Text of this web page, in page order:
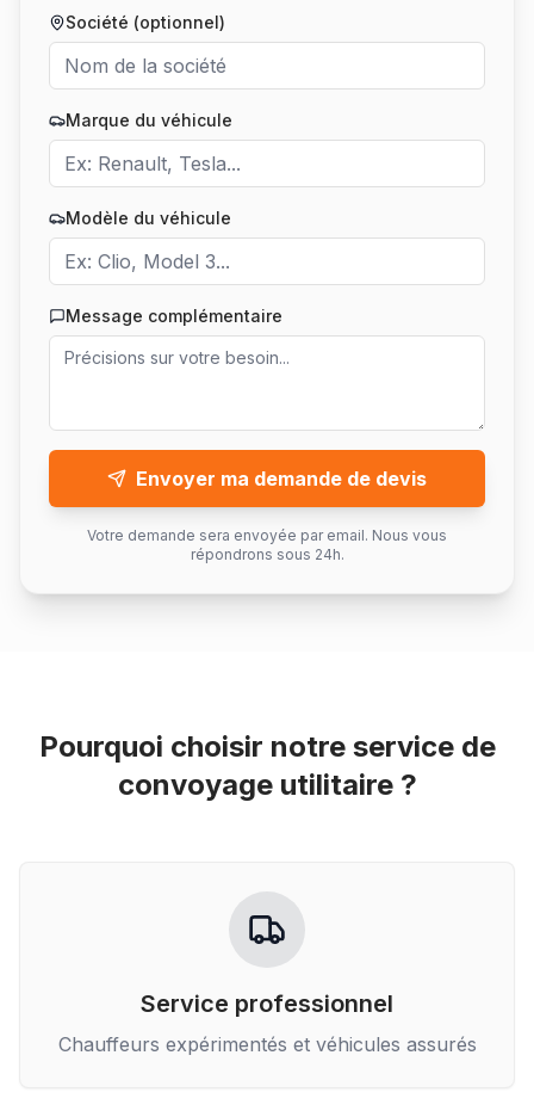
Société (optionnel)
Marque du véhicule
Modèle du véhicule
Message complémentaire
Envoyer ma demande de devis
Votre demande sera envoyée par email. Nous vous
répondrons sous 24h.
Pourquoi choisir notre service de
convoyage utilitaire?
Service professionnel
Chauffeurs expérimentés et véhicules assurés